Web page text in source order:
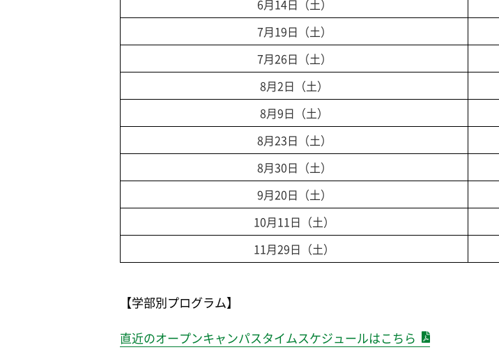
6月14日（土）
7月19日（土）
7月26日（土）
8月2日（土）
8月9日（土）
8月23日（土）
8月30日（土）
9月20日（土）
10月11日（土）
11月29日（土）
【学部別プログラム】
直近のオープンキャンパスタイムスケジュールはこちら